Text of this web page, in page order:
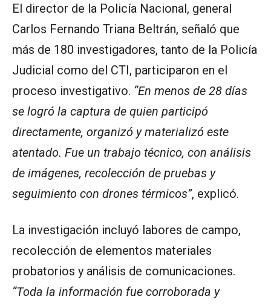
El director de la Policía Nacional, general
Carlos Fernando Triana Beltrán, señaló que
más de 180 investigadores, tanto de la Policía
Judicial como del CTI, participaron en el
proceso investigativo. “En menos de 28 días
se logró la captura de quien participó
directamente, organizó y materializó este
atentado. Fue un trabajo técnico, con análisis
de imágenes, recolección de pruebas y
seguimiento con drones térmicos”, explicó.
La investigación incluyó labores de campo,
recolección de elementos materiales
probatorios y análisis de comunicaciones.
“Toda la información fue corroborada y